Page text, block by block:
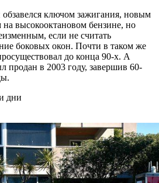
ключом зажигания, новым
высокооктановом бензине, но
если не считать
боковых окон. Почти в таком же
до конца 90-х. А
продан в 2003 году, завершив 60-
дни